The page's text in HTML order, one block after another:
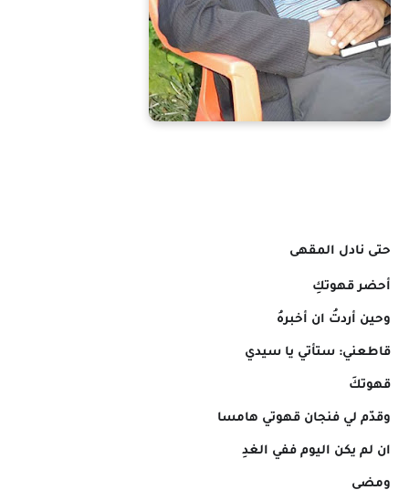
حتى نادل المقهى
أحضر قهوتكِ
وحين أردتُ ان أخبرهُ
قاطعني: ستأتي يا سيدي
قهوتكَ
وقدّم لي فنجان قهوتي هامسا
ان لم يكن اليوم ففي الغدِ
ومضى